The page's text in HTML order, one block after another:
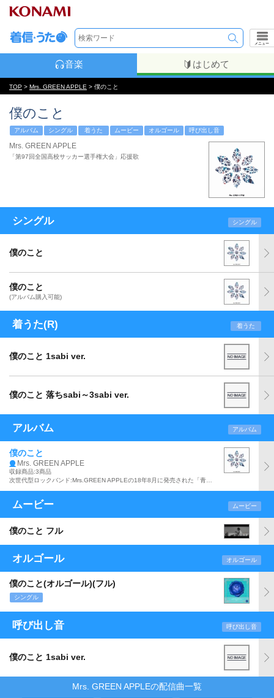
メニュー
音楽 はじめて
TOP > Mrs. GREEN APPLE > 僕のこと
僕のこと
アルバム シングル 着うた ムービー オルゴール 呼び出し音
Mrs. GREEN APPLE
「第97回全国高校サッカー選手権大会」応援歌
シングル シングル
僕のこと
僕のこと
(アルバム購入可能)
着うた(R) 着うた
僕のこと 1sabi ver.
僕のこと 落ちsabi～3sabi ver.
アルバム アルバム
僕のこと
Mrs. GREEN APPLE
収録商品:3商品
ムービー ムービー
僕のこと フル
オルゴール オルゴール
僕のこと(オルゴール)(フル)
シングル
呼び出し音 呼び出し音
僕のこと 1sabi ver.
Mrs. GREEN APPLEの配信曲一覧